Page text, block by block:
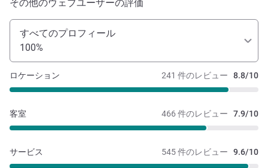
その他のウェブユーザーの評価
すべてのプロフィール
100%
241 件のレビュー 8.8/10
ロケーション
466 件のレビュー 7.9/10
客室
545 件のレビュー 9.6/10
サービス